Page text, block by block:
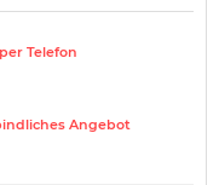
Telefon
Angebot